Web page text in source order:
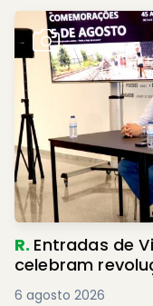
R. Entradas de
celebram
6 agosto 2026